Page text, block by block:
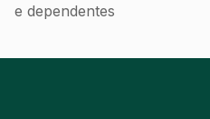
e dependentes